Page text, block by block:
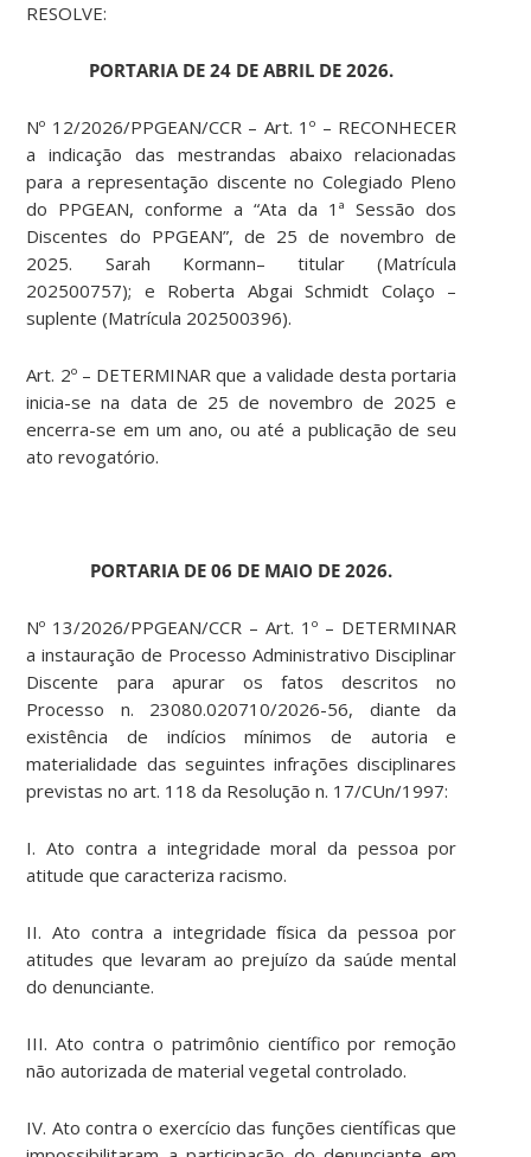
RESOLVE:
PORTARIA DE 24 DE ABRIL DE 2026.
Nº 12/2026/PPGEAN/CCR – Art. 1º – RECONHECER
a indicação das mestrandas abaixo relacionadas
para a representação discente no Colegiado Pleno
do PPGEAN, conforme a “Ata da 1ª Sessão dos
Discentes do PPGEAN”, de 25 de novembro de
2025. Sarah Kormann– titular (Matrícula
202500757); e Roberta Abgai Schmidt Colaço –
suplente (Matrícula 202500396).
Art. 2º – DETERMINAR que a validade desta portaria
inicia-se na data de 25 de novembro de 2025 e
encerra-se em um ano, ou até a publicação de seu
ato revogatório.
PORTARIA DE 06 DE MAIO DE 2026.
Nº 13/2026/PPGEAN/CCR – Art. 1º – DETERMINAR
a instauração de Processo Administrativo Disciplinar
Discente para apurar os fatos descritos no
Processo n. 23080.020710/2026-56, diante da
existência de indícios mínimos de autoria e
materialidade das seguintes infrações disciplinares
previstas no art. 118 da Resolução n. 17/CUn/1997:
I. Ato contra a integridade moral da pessoa por
atitude que caracteriza racismo.
II. Ato contra a integridade física da pessoa por
atitudes que levaram ao prejuízo da saúde mental
do denunciante.
III. Ato contra o patrimônio científico por remoção
não autorizada de material vegetal controlado.
IV. Ato contra o exercício das funções científicas que